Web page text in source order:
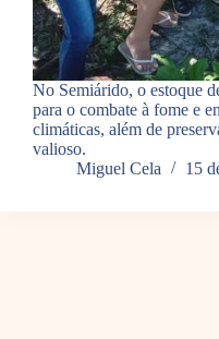
No Semiárido, o estoque
para o combate à fome e
climáticas, além de
valioso.
Miguel Cela
15